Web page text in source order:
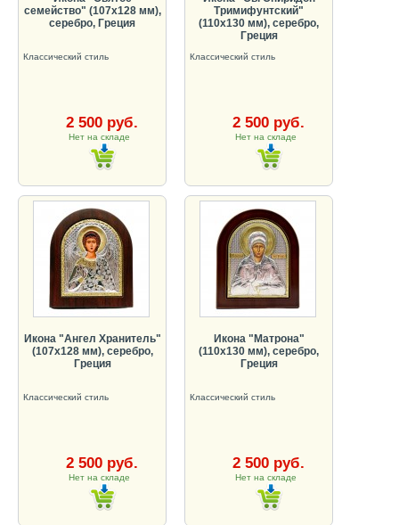
семейство" (107х128 мм),
серебро, Греция
Классический стиль
2 500 руб.
Нет на складе
Тримифунтский"
(110х130 мм), серебро,
Греция
Классический стиль
2 500 руб.
Нет на складе
Икона "Ангел Хранитель"
(107х128 мм), серебро,
Греция
Классический стиль
2 500 руб.
Нет на складе
Икона "Матрона"
(110х130 мм), серебро,
Греция
Классический стиль
2 500 руб.
Нет на складе